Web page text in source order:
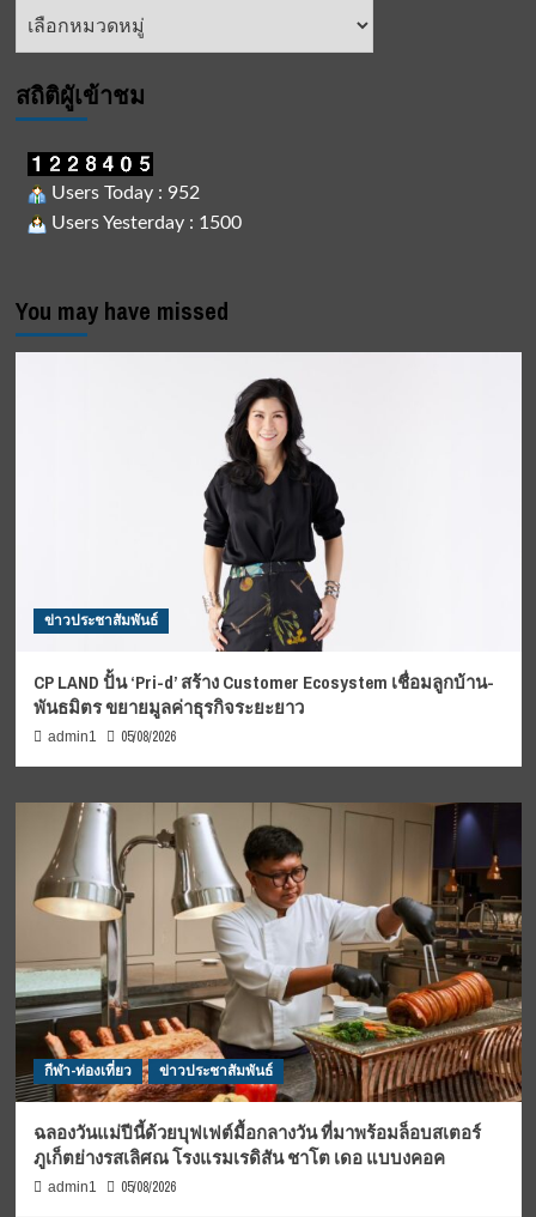
หัวข้อ
สถิติผูัเข้าชม
Users Today : 952
Users Yesterday : 1500
You may have missed
ข่าวประชาสัมพันธ์
CP LAND ปั้น ‘Pri-d’ สร้าง Customer Ecosystem เชื่อมลูกบ้าน-
พันธมิตร ขยายมูลค่าธุรกิจระยะยาว
admin1 05/08/2026
กีฬา-ท่องเที่ยว ข่าวประชาสัมพันธ์
ฉลองวันแม่ปีนี้ด้วยบุฟเฟต์มื้อกลางวัน ที่มาพร้อมล็อบสเตอร์
ภูเก็ตย่างรสเลิศณ โรงแรมเรดิสัน ชาโต เดอ แบบงคอค
admin1 05/08/2026